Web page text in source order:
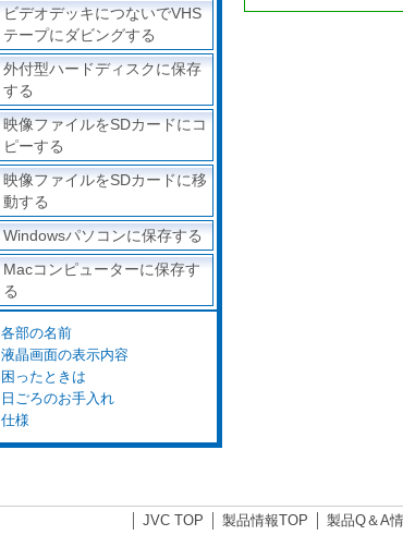
ビデオデッキにつないでVHS
テープにダビングする
外付型ハードディスクに保存
する
映像ファイルをSDカードにコ
ピーする
映像ファイルをSDカードに移
動する
Windowsパソコンに保存する
Macコンピューターに保存す
る
各部の名前
液晶画面の表示内容
困ったときは
日ごろのお手入れ
仕様
JVC TOP 製品情報TOP 製品Q＆A